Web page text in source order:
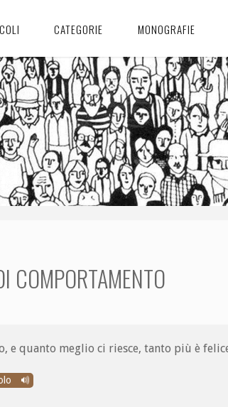
CATEGORIE MONOGRAFIE
COMPORTAMENTO
quanto meglio ci riesce, tanto più è